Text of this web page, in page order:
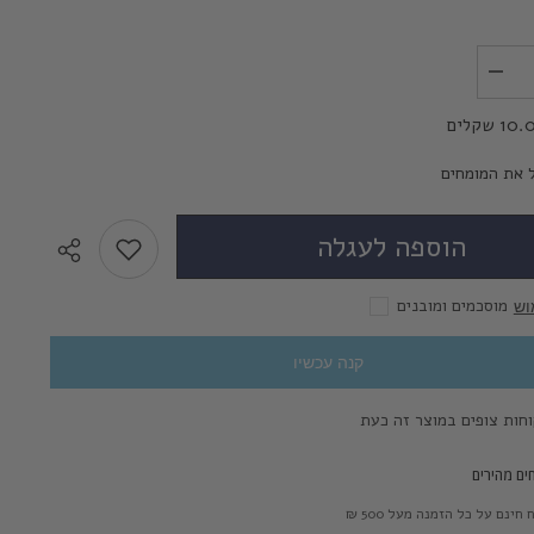
הכמות
עבור
Tube
בעיצוב
+
לטיפול
שקלים
את המומחים
הוספה לעגלה
מוסכמים ומובנים
קנה עכשיו
מהירים
על כל הזמנה מעל 500 ₪